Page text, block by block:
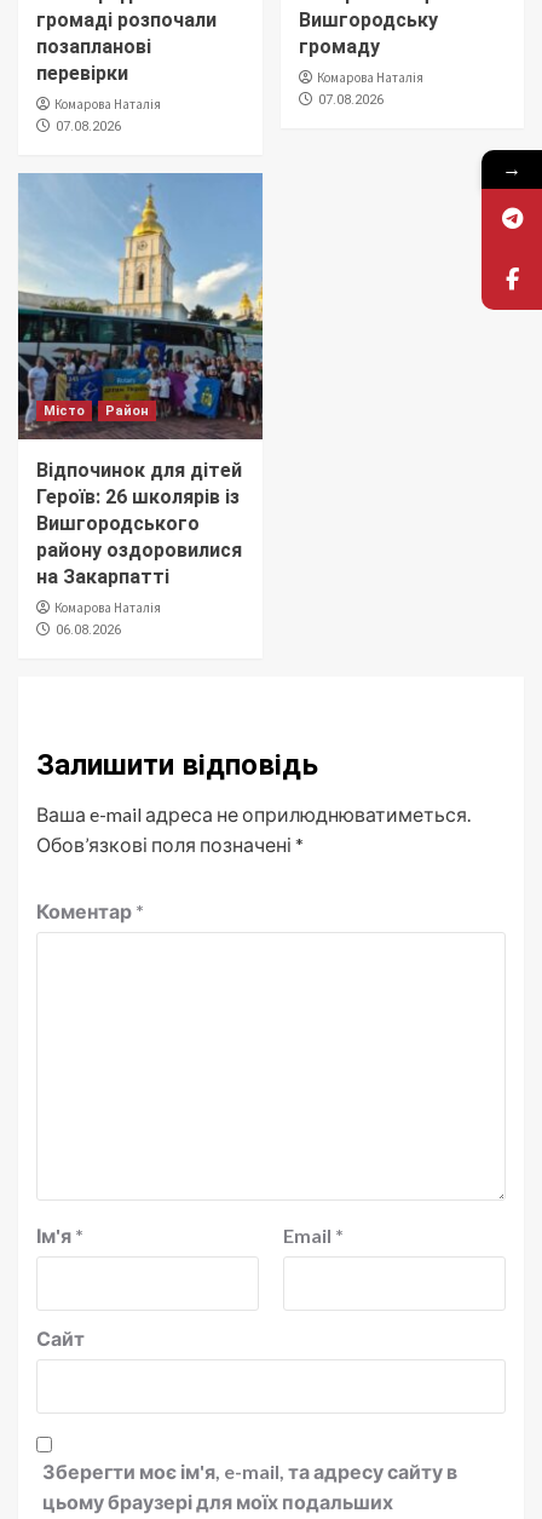
громаді розпочали
позапланові
перевірки
Комарова Наталія
07.08.2026
Вишгородську
громаду
Комарова Наталія
07.08.2026
Місто Район
Відпочинок для дітей
Героїв: 26 школярів із
Вишгородського
району оздоровилися
на Закарпатті
Комарова Наталія
06.08.2026
Залишити відповідь
Ваша e-mail адреса не оприлюднюватиметься.
Обов’язкові поля позначені *
Коментар *
Ім'я * Email *
Сайт
Зберегти моє ім'я, e-mail, та адресу сайту в
цьому браузері для моїх подальших
→